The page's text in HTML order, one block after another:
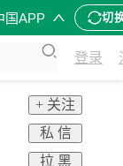
国APP 切
登录
+ 关注
私 信
拉 黑